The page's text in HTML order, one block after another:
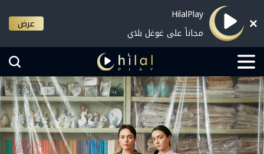
HilalPlay
مجاناً على غوغل بلاي
عرض